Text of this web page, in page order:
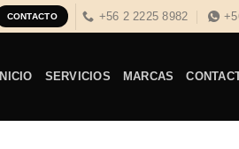
CONTACTO +56 2 2225 8982
INICIO SERVICIOS MARCAS